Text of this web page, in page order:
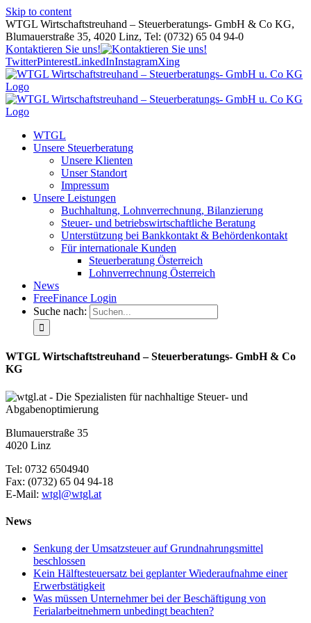
Skip to content
WTGL Wirtschaftstreuhand – Steuerberatungs- GmbH & Co KG,
Blumauerstraße 35, 4020 Linz, Tel: (0732) 65 04 94-0
Kontaktieren Sie uns!
TwitterPinterestLinkedInInstagramXing
WTGL
Unsere Steuerberatung
Unsere Klienten
Unser Standort
Impressum
Unsere Leistungen
Buchhaltung, Lohnverrechnung, Bilanzierung
Steuer- und betriebswirtschaftliche Beratung
Unterstützung bei Bankkontakt & Behördenkontakt
Für internationale Kunden
Steuerberatung Österreich
Lohnverrechnung Österreich
News
FreeFinance Login
Suche nach:
WTGL Wirtschaftstreuhand – Steuerberatungs- GmbH & Co
KG
Blumauerstraße 35
4020 Linz
Tel: 0732 6504940
Fax: (0732) 65 04 94-18
E-Mail: wtgl@wtgl.at
News
Senkung der Umsatzsteuer auf Grundnahrungsmittel
beschlossen
Kein Hälftesteuersatz bei geplanter Wiederaufnahme einer
Erwerbstätigkeit
Was müssen Unternehmer bei der Beschäftigung von
Ferialarbeitnehmern unbedingt beachten?